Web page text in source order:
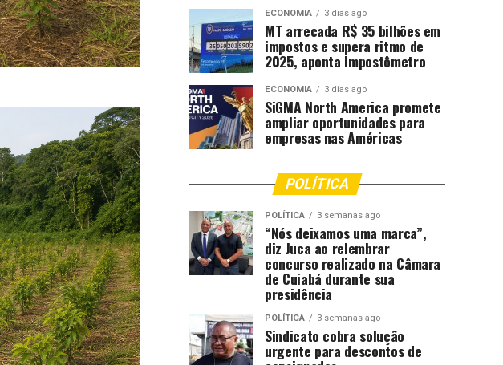
ECONOMIA 3 dias ago
MT arrecada R$ 35 bilhões em
impostos e supera ritmo de
2025, aponta Impostômetro
ECONOMIA 3 dias ago
SiGMA North America promete
ampliar oportunidades para
empresas nas Américas
POLÍTICA
POLÍTICA 3 semanas ago
“Nós deixamos uma marca”,
diz Juca ao relembrar
concurso realizado na Câmara
de Cuiabá durante sua
presidência
POLÍTICA 3 semanas ago
Sindicato cobra solução
urgente para descontos de